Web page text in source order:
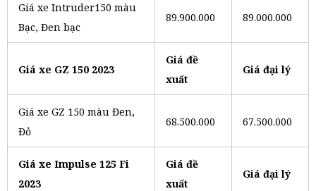
Giá xe Intruder150 màu
Bạc, Đen bạc
89.900.000 89.000.000
Giá xe GZ 150 2023
Giá đề
xuất
Giá đại lý
Giá xe GZ 150 màu Đen,
Đỏ
68.500.000 67.500.000
Giá xe Impulse 125 Fi
2023
Giá đề
xuất
Giá đại lý